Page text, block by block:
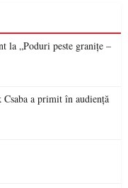
la „Poduri peste granițe –
a primit în audiență